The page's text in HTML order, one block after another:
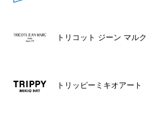
トリコット ジーン マルク
トリッピーミキオアート